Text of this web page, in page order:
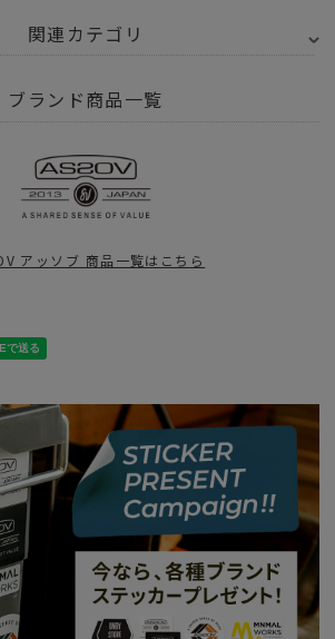
関連カテゴリ
ブ EXCLUSIVE BALLISTIC NYLON - バリスティッ
ソブ アイテム別 ファニーパック ミニショルダー
ルにあったバッグ選びを。AS2OVこの４モデルなんてい
FAIR
グ特集
すめトラベルバッグ海外旅行編
ブランド商品一覧
アッソブ 商品一覧はこちら